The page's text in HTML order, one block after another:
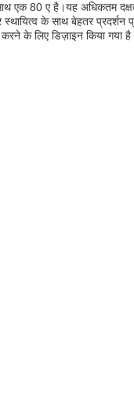
एक 80 ए है।यह अधिकतम
के साथ बेहतर प्रदर्शन
के लिए डिज़ाइन किया गया